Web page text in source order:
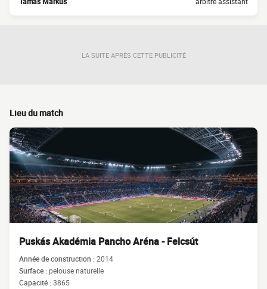
LA SUITE APRÈS CETTE PUBLICITÉ
Lieu du match
Puskás Akadémia Pancho Aréna - Felcsút
Année de construction :2014
Surface :pelouse naturelle
Capacité :3865